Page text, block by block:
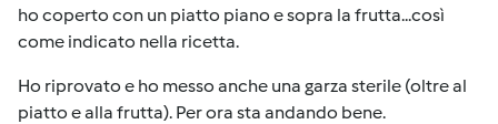
ho coperto con un piatto piano e sopra la frutta...così
come indicato nella ricetta.
Ho riprovato e ho messo anche una garza sterile (oltre al
piatto e alla frutta). Per ora sta andando bene.